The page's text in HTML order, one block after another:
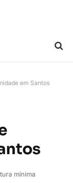
em Santos
mínima